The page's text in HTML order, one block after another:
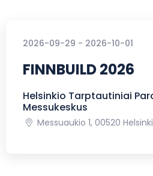
2026-09-29 - 2026-10-01
FINNBUILD 2026
Helsinkio Tarptautiniai
Messukeskus
Messuaukio 1, 00520